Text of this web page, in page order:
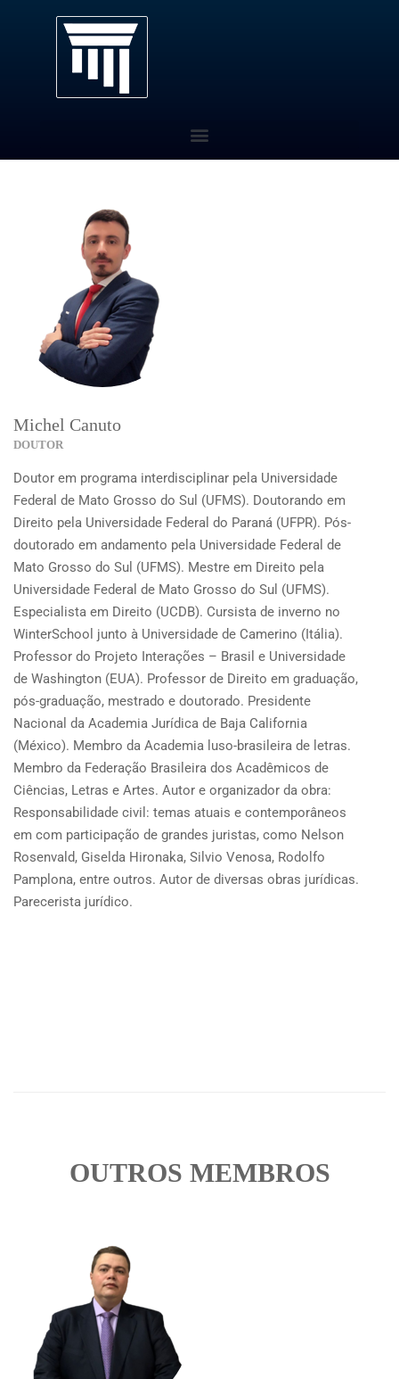
Quem Somos
Eventos
Área do Aluno
Contato
Michel Canuto
DOUTOR
Doutor em programa interdisciplinar pela Universidade
Federal de Mato Grosso do Sul (UFMS). Doutorando em
Direito pela Universidade Federal do Paraná (UFPR). Pós-
doutorado em andamento pela Universidade Federal de
Mato Grosso do Sul (UFMS). Mestre em Direito pela
Universidade Federal de Mato Grosso do Sul (UFMS).
Especialista em Direito (UCDB). Cursista de inverno no
WinterSchool junto à Universidade de Camerino (Itália).
Professor do Projeto Interações – Brasil e Universidade
de Washington (EUA). Professor de Direito em graduação,
pós-graduação, mestrado e doutorado. Presidente
Nacional da Academia Jurídica de Baja California
(México). Membro da Academia luso-brasileira de letras.
Membro da Federação Brasileira dos Acadêmicos de
Ciências, Letras e Artes. Autor e organizador da obra:
Responsabilidade civil: temas atuais e contemporâneos
em com participação de grandes juristas, como Nelson
Rosenvald, Giselda Hironaka, Silvio Venosa, Rodolfo
Pamplona, entre outros. Autor de diversas obras jurídicas.
Parecerista jurídico.
OUTROS MEMBROS